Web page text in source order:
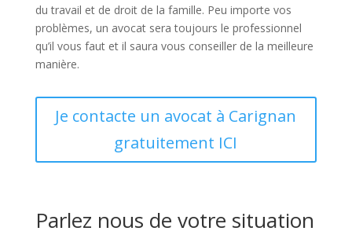
du travail et de droit de la famille. Peu importe vos
problèmes, un avocat sera toujours le professionnel
qu’il vous faut et il saura vous conseiller de la meilleure
manière.
Je contacte un avocat à Carignan
gratuitement ICI
Parlez nous de votre situation